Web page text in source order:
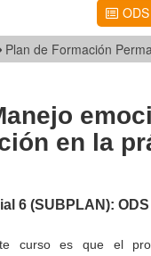
Plan de Formación
en la
6 (SUBPLAN):
curso es que el